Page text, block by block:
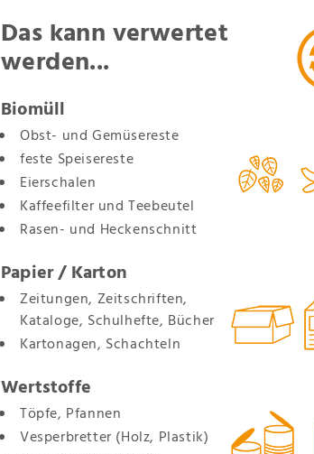
Das kann verwertet
werden...
Biomüll
Obst- und Gemüsereste
feste Speisereste
Eierschalen
Kaffeefilter und Teebeutel
Rasen- und Heckenschnitt
Papier / Karton
Zeitungen, Zeitschriften,
Kataloge, Schulhefte, Bücher
Kartonagen, Schachteln
Wertstoffe
Töpfe, Pfannen
Vesperbretter (Holz, Plastik)